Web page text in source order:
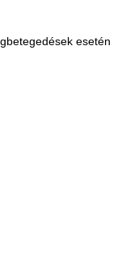
esetén